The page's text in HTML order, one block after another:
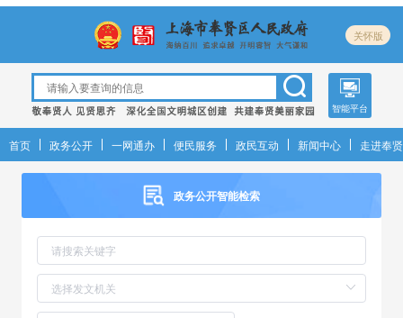
关怀版
智能平台
首页 政务公开 一网通办 便民服务 政民互动 新闻中心 走进奉贤
政务公开智能检索